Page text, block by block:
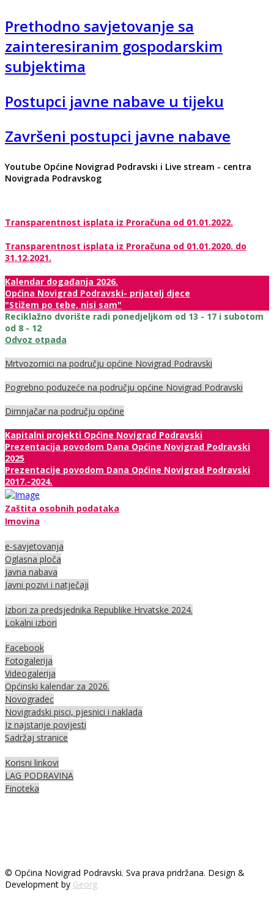
Prethodno savjetovanje sa
zainteresiranim gospodarskim
subjektima
Postupci javne nabave u tijeku
Završeni postupci javne nabave
Youtube Općine Novigrad Podravski i Live stream - centra
Novigrada Podravskog
Transparentnost isplata iz Proračuna od 01.01.2022.
Transparentnost isplata iz Proračuna od 01.01.2020. do
31.12.2021.
Kalendar događanja 2026.
Općina Novigrad Podravski- prijatelj djece
"Stižem po tebe, nisi sam"
Reciklažno dvorište radi ponedjeljkom od 13 - 17 i subotom
od 8 - 12
Odvoz otpada
Mrtvozornici na području općine Novigrad Podravski
Pogrebno poduzeće na području općine Novigrad Podravski
Dimnjačar na području općine
Kapitalni projekti Općine Novigrad Podravski
Prezentacija povodom Dana Općine Novigrad Podravski
2025
Prezentacije povodom Dana Općine Novigrad Podravski
2017.-2024.
Zaštita osobnih podataka
Imovina
e-savjetovanja
Oglasna ploča
Javna nabava
Javni pozivi i natječaji
Izbori za predsjednika Republike Hrvatske 2024.
Lokalni izbori
Facebook
Fotogalerija
Videogalerija
Općinski kalendar za 2026.
Novogradec
Novigradski pisci, pjesnici i naklada
Iz najstarije povijesti
Sadržaj stranice
Korisni linkovi
LAG PODRAVINA
Finoteka
© Općina Novigrad Podravski. Sva prava pridržana. Design &
Development by Georg